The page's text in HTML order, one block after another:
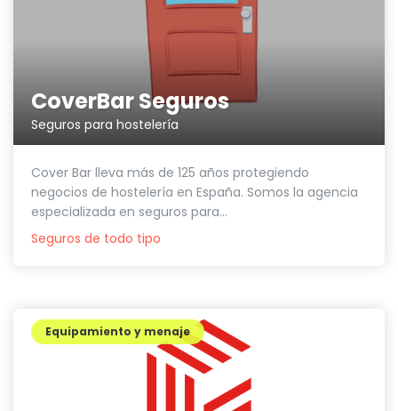
CoverBar Seguros
Seguros para hostelería
Cover Bar lleva más de 125 años protegiendo
negocios de hostelería en España. Somos la agencia
especializada en seguros para...
Seguros de todo tipo
Equipamiento y menaje